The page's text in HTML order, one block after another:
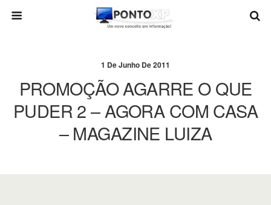
1 De Junho De 2011
PROMOÇÃO AGARRE O QUE
PUDER 2 – AGORA COM CASA
– MAGAZINE LUIZA